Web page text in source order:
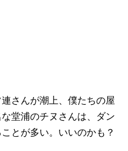
さんが潮上、僕たちの屋
堂浦のチヌさんは、ダン
とが多い。いいのかも？